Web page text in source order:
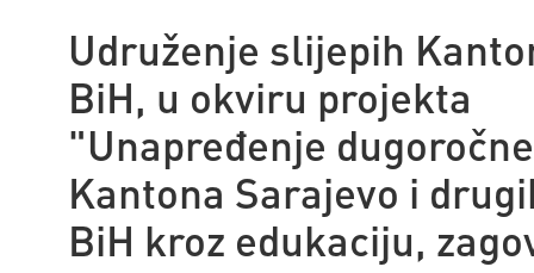
Udruženje slijepih
BiH, u okviru projekta
"Unapređenje
Kantona Sarajevo i
BiH kroz edukaciju,